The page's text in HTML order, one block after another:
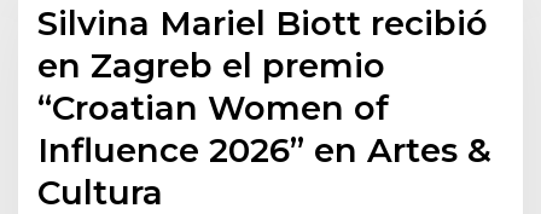
Silvina Mariel Biott recibió
en Zagreb el premio
“Croatian Women of
Influence 2026” en Artes &
Cultura